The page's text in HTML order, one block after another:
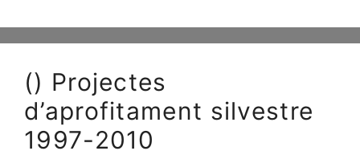
() Projectes
d’aprofitament silvestre
1997-2010